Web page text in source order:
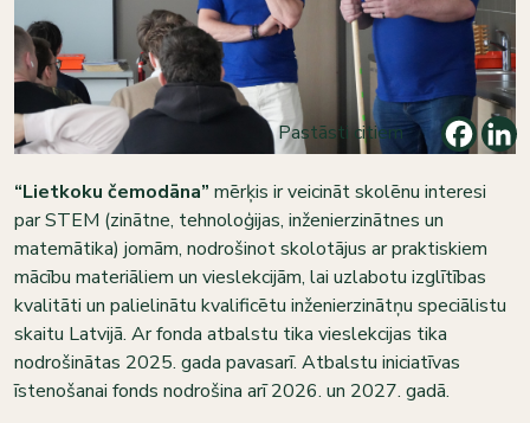
Pastāsti citiem
“Lietkoku čemodāna” mērķis ir veicināt skolēnu interesi
par STEM (zinātne, tehnoloģijas, inženierzinātnes un
matemātika) jomām, nodrošinot skolotājus ar praktiskiem
mācību materiāliem un vieslekcijām, lai uzlabotu izglītības
kvalitāti un palielinātu kvalificētu inženierzinātņu speciālistu
skaitu Latvijā. Ar fonda atbalstu tika vieslekcijas tika
nodrošinātas 2025. gada pavasarī. Atbalstu iniciatīvas
īstenošanai fonds nodrošina arī 2026. un 2027. gadā.